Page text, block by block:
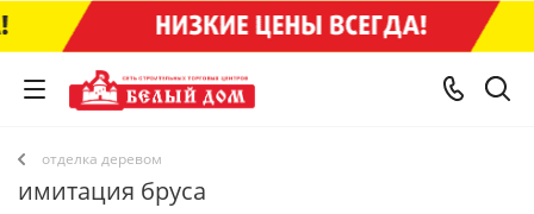
отделка деревом
имитация бруса